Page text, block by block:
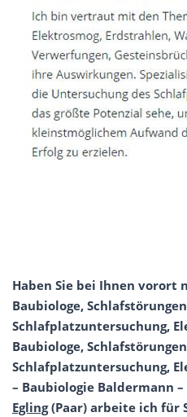
Haben Sie bei Ihnen vorort
Baubiologe,
Schlafplatzuntersuchung,
Baubiologe,
Schlafplatzuntersuchung,
– Baubiologie Baldermann
Egling(Paar) arbeite ich für